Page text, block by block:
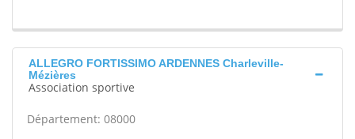
ALLEGRO FORTISSIMO ARDENNES Charleville-
Mézières
Association sportive
Département: 08000